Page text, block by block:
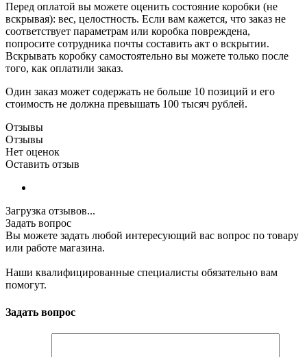
Перед оплатой вы можете оценить состояние коробки (не
вскрывая): вес, целостность. Если вам кажется, что заказ не
соответствует параметрам или коробка повреждена,
попросите сотрудника почты составить акт о вскрытии.
Вскрывать коробку самостоятельно вы можете только после
того, как оплатили заказ.
Один заказ может содержать не больше 10 позиций и его
стоимость не должна превышать 100 тысяч рублей.
Отзывы
Отзывы
Нет оценок
Оставить отзыв
Загрузка отзывов...
Задать вопрос
Вы можете задать любой интересующий вас вопрос по товару
или работе магазина.
Наши квалифицированные специалисты обязательно вам
помогут.
Задать вопрос